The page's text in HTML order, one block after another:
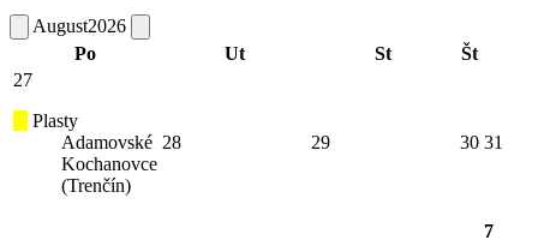
August2026
Po
Ut St
Št
27
Plasty
Adamovské
Kochanovce
(Trenčín)
28 29 30 31
7